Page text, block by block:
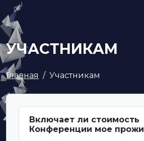
УЧАСТНИКАМ
Главная Участникам
Включает ли стоимость
Конференции мое